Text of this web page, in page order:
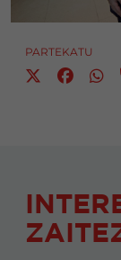
PARTEKATU